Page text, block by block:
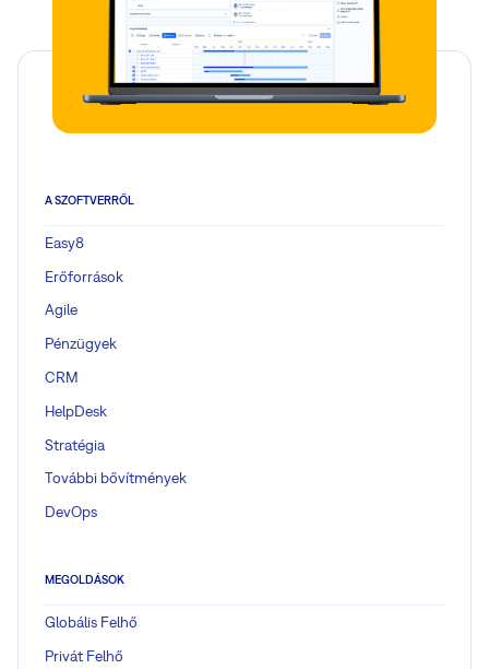
A SZOFTVERRŐL
Easy8
Erőforrások
Agile
Pénzügyek
CRM
HelpDesk
Stratégia
További bővítmények
DevOps
MEGOLDÁSOK
Globális Felhő
Privát Felhő